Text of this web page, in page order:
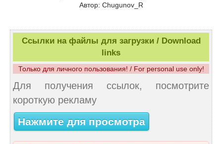
Автор: Chugunov_R
Ссылки на файлы для загрузки / Download
links
Только для личного пользования! / For personal use only!
Для получения ссылок, посмотрите
короткую рекламу
Нажмите для просмотра